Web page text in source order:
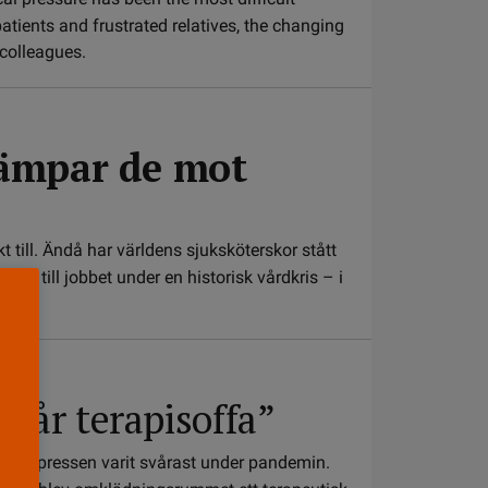
and frustrated relatives, the changing
de mot
till. Ändå har världens sjuksköterskor stått
gå till jobbet under en historisk vårdkris – i
terapisoffa”
pressen varit svårast under pandemin.